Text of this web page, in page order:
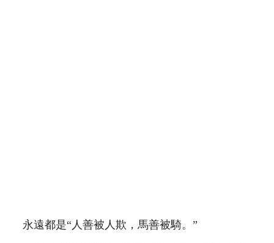
永遠都是“人善被人欺，馬善被騎。”